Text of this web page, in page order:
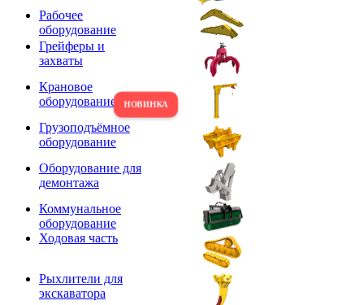
Рабочее
оборудование
Грейферы и
захваты
Крановое
оборудование
Грузоподъёмное
оборудование
Оборудование для
демонтажа
Коммунальное
оборудование
Ходовая часть
Рыхлители для
экскаватора